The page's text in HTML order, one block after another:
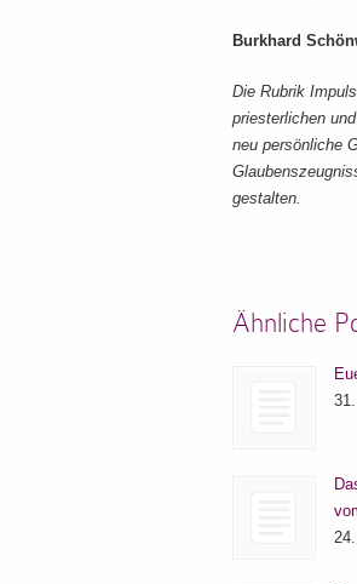
Burkhard
Die Rubrik
priesterlichen
neu persönliche
gestalten.
Ähnliche